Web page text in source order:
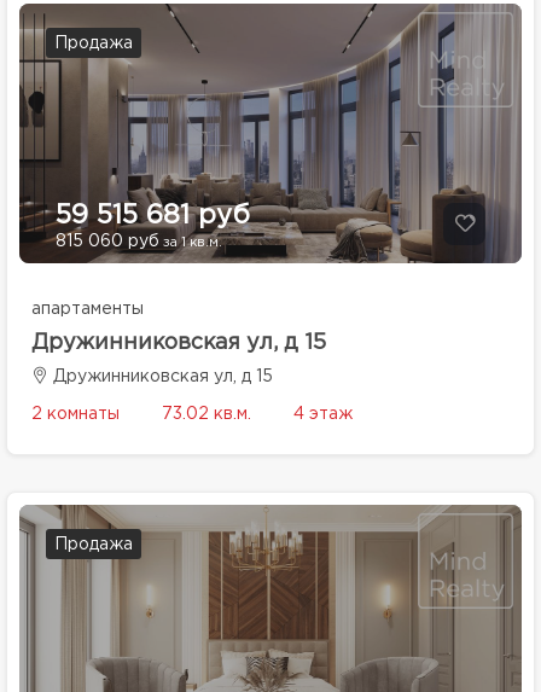
Продажа
59 515 681 руб
815 060 руб за 1 кв.м.
апартаменты
Дружинниковская ул, д 15
Дружинниковская ул, д 15
2 комнаты 73.02 кв.м. 4 этаж
Продажа